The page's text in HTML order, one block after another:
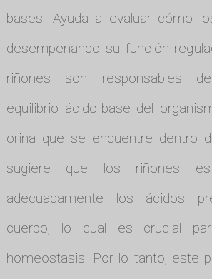
bases. Ayuda a evaluar cómo
desempeñando su función
riñones son responsables
equilibrio ácido-base del
orina que se encuentre dentro
sugiere que los riñones
adecuadamente los ácidos
cuerpo, lo cual es crucial
homeostasis. Por lo tanto, este